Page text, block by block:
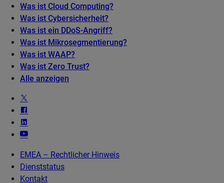
Was ist Cloud Computing?
Was ist Cybersicherheit?
Was ist ein DDoS-Angriff?
Was ist Mikrosegmentierung?
Was ist WAAP?
Was ist Zero Trust?
Alle anzeigen
EMEA – Rechtlicher Hinweis
Dienststatus
Kontakt